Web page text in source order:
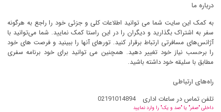
درباره ما
به کمک این سایت شما می توانید اطلاعات کلی و جزئی خود را راجع به هرگونه
سفر به اشتراک بگذارید و دیگران را در این راستا کمک نمایید. شما می‌توانید با
آژانس‌های مسافرتی ارتباط برقرار کنید. تورهای آنها را ببینید و فرصت های خود
را برحسب نیاز خود تغییر دهید. همچنین می توانید برای خود برنامه سفری
مطابق با سلیقه خود داشته باشید.
راه‌های ارتباطی
تلفن تماس در ساعات اداری
02191014894
داخلی "صفر" یا "صد و یک" را وارد نمایید